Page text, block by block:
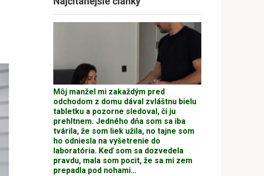
Môj manžel mi zakaždým pred
odchodom z domu dával zvláštnu bielu
tabletku a pozorne sledoval, či ju
prehltnem. Jedného dňa som sa iba
tvárila, že som liek užila, no tajne som
ho odniesla na vyšetrenie do
laboratória. Keď som sa dozvedela
pravdu, mala som pocit, že sa mi zem
prepadla pod nohami…